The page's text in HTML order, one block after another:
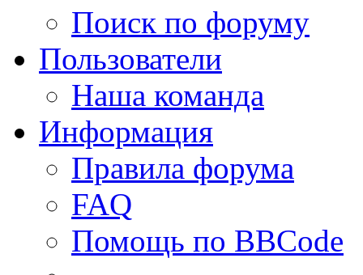
Поиск по форуму
Пользователи
Наша команда
Информация
Правила форума
FAQ
Помощь по BBCode